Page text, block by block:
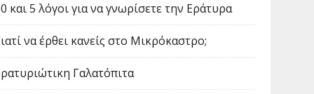
και 5 λόγοι για να γνωρίσετε την Εράτυρα
να έρθει κανείς στο Μικρόκαστρο;
Γαλατόπιτα